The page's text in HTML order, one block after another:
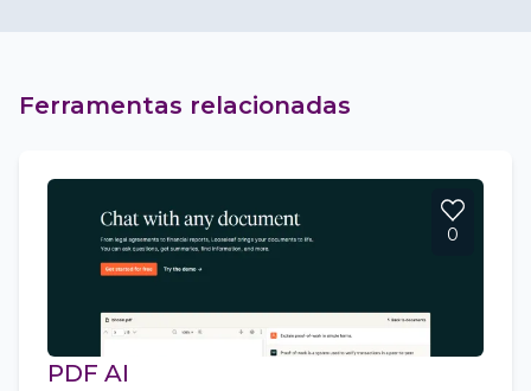
Ferramentas relacionadas
0
PDF AI